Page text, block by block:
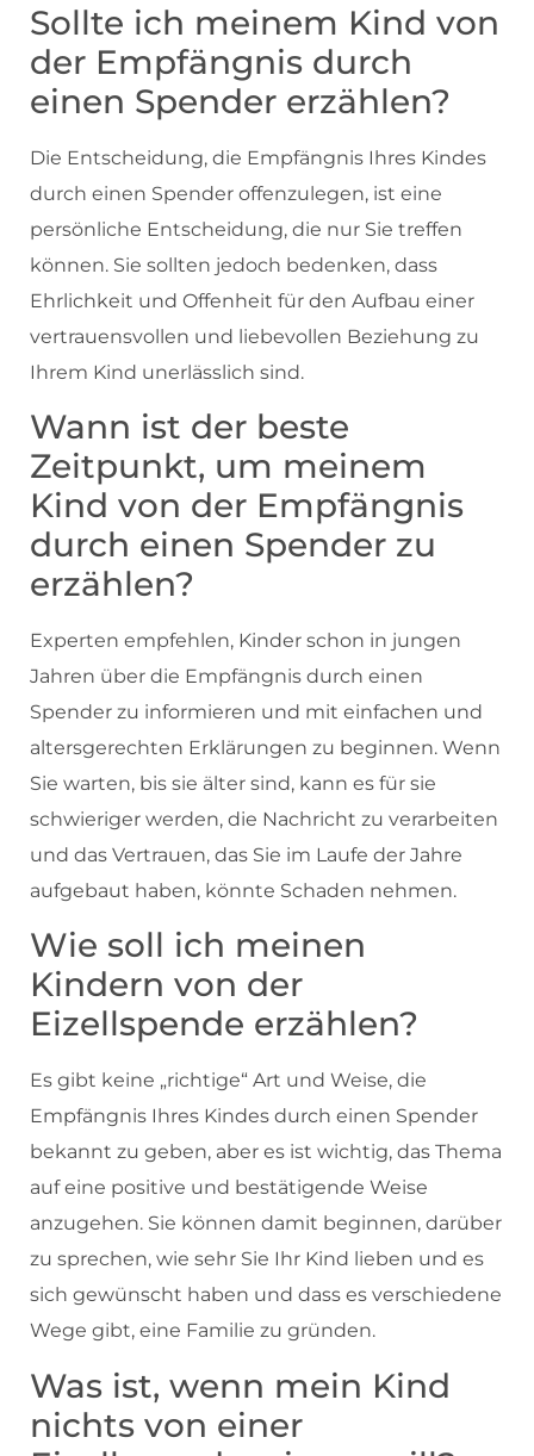
Sollte ich meinem Kind von
der Empfängnis durch
einen Spender erzählen?
Die Entscheidung, die Empfängnis Ihres Kindes
durch einen Spender offenzulegen, ist eine
persönliche Entscheidung, die nur Sie treffen
können. Sie sollten jedoch bedenken, dass
Ehrlichkeit und Offenheit für den Aufbau einer
vertrauensvollen und liebevollen Beziehung zu
Ihrem Kind unerlässlich sind.
Wann ist der beste
Zeitpunkt, um meinem
Kind von der Empfängnis
durch einen Spender zu
erzählen?
Experten empfehlen, Kinder schon in jungen
Jahren über die Empfängnis durch einen
Spender zu informieren und mit einfachen und
altersgerechten Erklärungen zu beginnen. Wenn
Sie warten, bis sie älter sind, kann es für sie
schwieriger werden, die Nachricht zu verarbeiten
und das Vertrauen, das Sie im Laufe der Jahre
aufgebaut haben, könnte Schaden nehmen.
Wie soll ich meinen
Kindern von der
Eizellspende erzählen?
Es gibt keine „richtige“ Art und Weise, die
Empfängnis Ihres Kindes durch einen Spender
bekannt zu geben, aber es ist wichtig, das Thema
auf eine positive und bestätigende Weise
anzugehen. Sie können damit beginnen, darüber
zu sprechen, wie sehr Sie Ihr Kind lieben und es
sich gewünscht haben und dass es verschiedene
Wege gibt, eine Familie zu gründen.
Was ist, wenn mein Kind
nichts von einer